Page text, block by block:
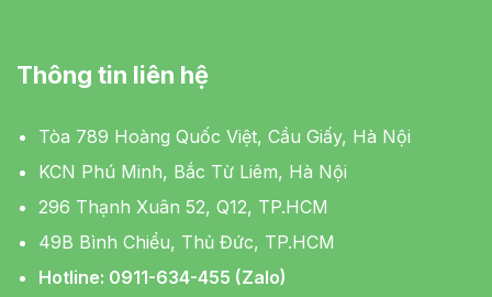
Thông tin liên hệ
Tòa 789 Hoàng Quốc Việt, Cầu Giấy, Hà Nội
KCN Phú Minh, Bắc Từ Liêm, Hà Nội
296 Thạnh Xuân 52, Q12, TP.HCM
49B Bình Chiểu, Thủ Đức, TP.HCM
Hotline: 0911-634-455 (Zalo)